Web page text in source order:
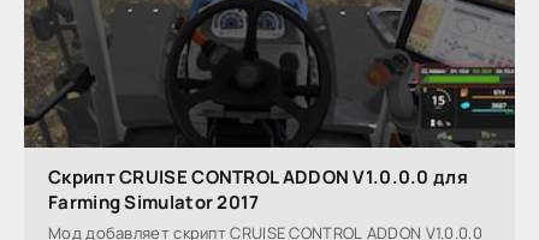
Скрипт CRUISE CONTROL ADDON V1.0.0.0 для
Farming Simulator 2017
Мод добавляет скрипт CRUISE CONTROL ADDON V1.0.0.0